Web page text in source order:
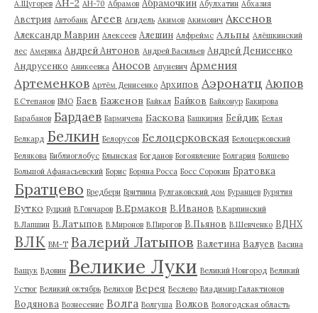
А.Щугорев АН-2 АН-70 Абрамов Абрамочкин Абулхатин Абхазия
Австрия Автобанк Агеев Агидель Акимов Акимович Аксенов
Александр Маврин Алексеев Алешин Алфреймс Альпы Алёшкинский
лес Америка Андрей Антонов Андрей Васильев Андрей Денисенко
Андрусенко Аникеевка Аносов Апуневич Армения
Артеменков Артём Денисенко Архипов Аэронатц Аюпов
Б.Степанов БМО Баев Баженов Байкал Байков Байконур Бакирова
Барабанов Бардаев Бармичева Баскова Башкирия Бейдик Белая
Белкард Белкин Белорусов Белоцерковская Белоцерковский
Белякова Библиоглобус Блынская Богданов Богоявление Болгария Болшево
Большой Афанасьевский Борис Боряна Росса Босс Сорокин Братовка
Братцево Бредбери Бритвина Булгаковский дом Буранцев Бурятия
Бутко Буцкий В.Гончаров В.Ермаков В.Иванов В.Карпинский
В.Лапшин В.Латыпов В.Миронов В.Пирогов В.Пьянов В.Шевченко ВДНХ
ВЛК ВМ-Т Валерий Латыпов Валетина Валуев Васина
Ващук Вдовин Великие Луки Великий Новгород Великий
Устюг Великий октябрь Велихов Верея Веслево Владимир Галактионов
Водянова Вознесение Волга Волгуша Волков Вологодская область